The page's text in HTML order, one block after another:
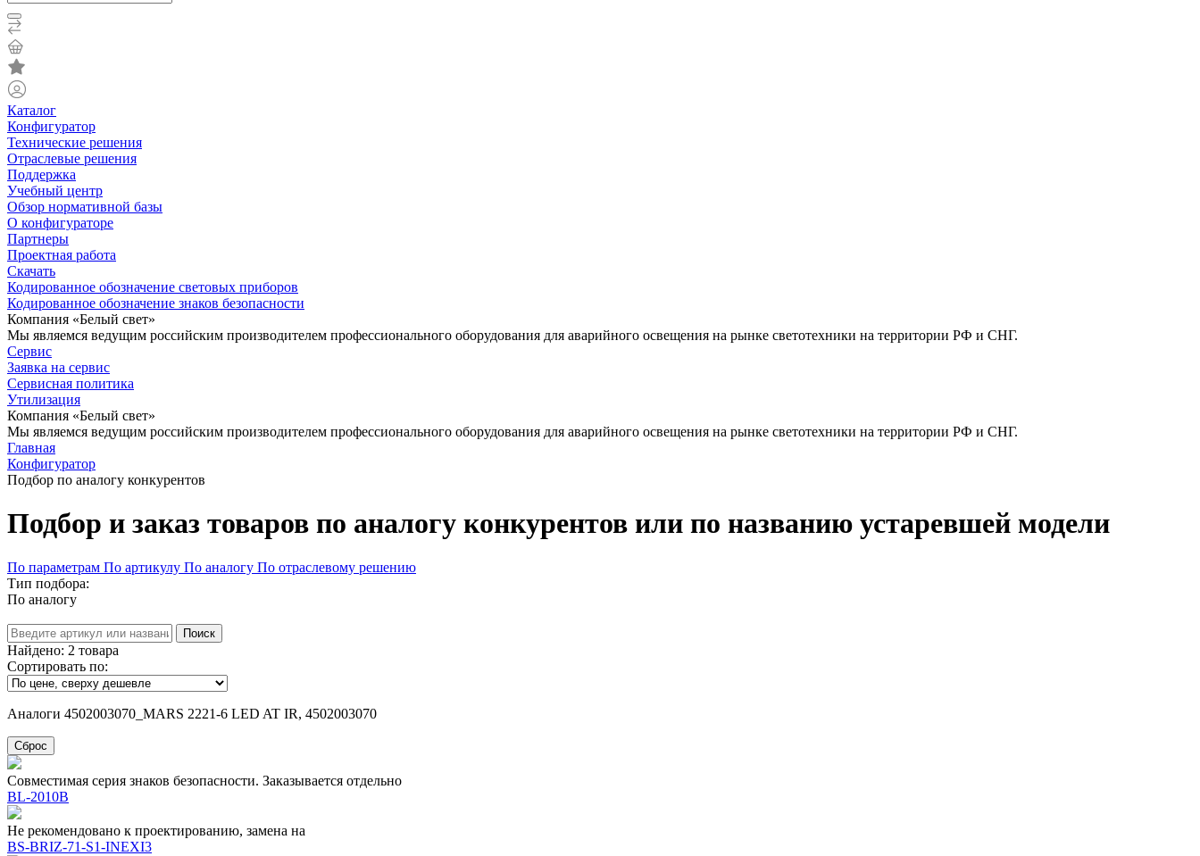
Каталог
Конфигуратор
Технические решения
Отраслевые решения
Поддержка
Учебный центр
Обзор нормативной базы
О конфигураторе
Партнеры
Проектная работа
Скачать
Кодированное обозначение световых приборов
Кодированное обозначение знаков безопасности
Компания «Белый свет»
Мы являемся ведущим российским производителем профессионального оборудования для аварийного освещения на рынке светотехники на территории РФ и СНГ.
Сервис
Заявка на сервис
Сервисная политика
Утилизация
Компания «Белый свет»
Мы являемся ведущим российским производителем профессионального оборудования для аварийного освещения на рынке светотехники на территории РФ и СНГ.
Главная
Конфигуратор
Подбор по аналогу конкурентов
Подбор и заказ товаров по аналогу конкурентов или по названию устаревшей модели
По параметрам По артикулу По аналогу По отраслевому решению
Тип подбора:
По аналогу
Поиск
Найдено: 2 товара
Сортировать по:
Аналоги 4502003070_MARS 2221-6 LED AT IR, 4502003070
Сброс
Совместимая серия знаков безопасности. Заказывается отдельно
BL-2010B
Не рекомендовано к проектированию, замена на
BS-BRIZ-71-S1-INEXI3